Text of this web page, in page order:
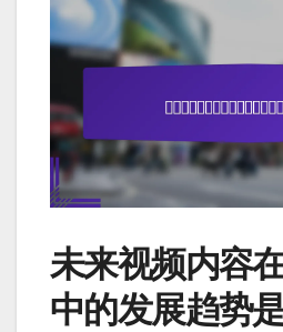
未来视频内容
中的发展趋势